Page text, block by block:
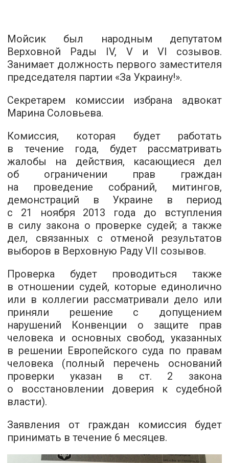
Мойсик был народным депутатом
Верховной Рады IV, V и VI созывов.
Занимает должность первого заместителя
председателя партии «За Украину!».
Секретарем комиссии избрана адвокат
Марина Соловьева.
Комиссия, которая будет работать
в течение года, будет рассматривать
жалобы на действия, касающиеся дел
об ограничении прав граждан
на проведение собраний, митингов,
демонстраций в Украине в период
с 21 ноября 2013 года до вступления
в силу закона о проверке судей; а также
дел, связанных с отменой результатов
выборов в Верховную Раду VII созывов.
Проверка будет проводиться также
в отношении судей, которые единолично
или в коллегии рассматривали дело или
приняли решение с допущением
нарушений Конвенции о защите прав
человека и основных свобод, указанных
в решении Европейского суда по правам
человека (полный перечень оснований
проверки указан в ст. 2 закона
о восстановлении доверия к судебной
власти).
Заявления от граждан комиссия будет
принимать в течение 6 месяцев.